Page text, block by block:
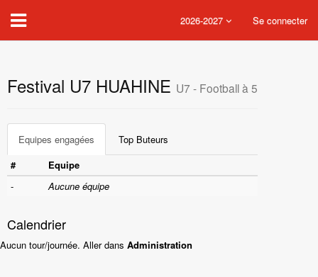
Se connecter
2026-2027
Festival U7 HUAHINE U7 - Football à 5
Equipes engagées
Top Buteurs
#
Equipe
-
Aucune équipe
Calendrier
Aucun tour/journée. Aller dans Administration